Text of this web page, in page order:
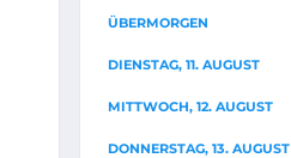
ÜBERMORGEN
DIENSTAG, 11. AUGUST
MITTWOCH, 12. AUGUST
DONNERSTAG, 13. AUGUST